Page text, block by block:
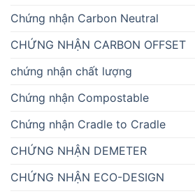
Chứng nhận Carbon Neutral
CHỨNG NHẬN CARBON OFFSET
chứng nhận chất lượng
Chứng nhận Compostable
Chứng nhận Cradle to Cradle
CHỨNG NHẬN DEMETER
CHỨNG NHẬN ECO-DESIGN